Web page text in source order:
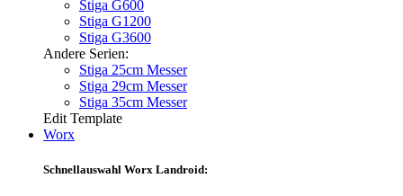
Stiga G600
Stiga G1200
Stiga G3600
Andere Serien:
Stiga 25cm Messer
Stiga 29cm Messer
Stiga 35cm Messer
Edit Template
Worx
Schnellauswahl Worx Landroid: